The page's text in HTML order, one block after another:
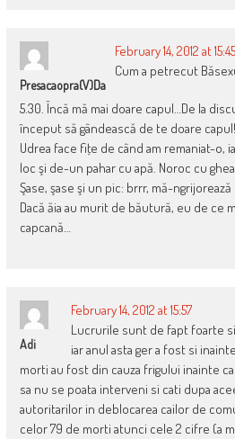
Presacaopra(v)da
February 14, 2012 at 15:45
Cum a petrecut
5.30. Încă mă mai doare capul…De la
început să gândească de te doare capul!
Udrea face fiţe de când am remaniat-o,
loc şi de-un pahar cu apă. Noroc cu
Şase, şase şi un pic: brrr, mă-
Dacă ăia au murit de băutură, eu de ce
capcană…
Adi
February 14, 2012 at 15:57
Lucrurile sunt de fapt foarte
iar anul asta ger a fost si
morti au fost din cauza frigului inainte
sa nu se poata interveni si cati dupa
autoritarilor in deblocarea cailor de
celor 79 de morti atunci cele 2 cifre (a